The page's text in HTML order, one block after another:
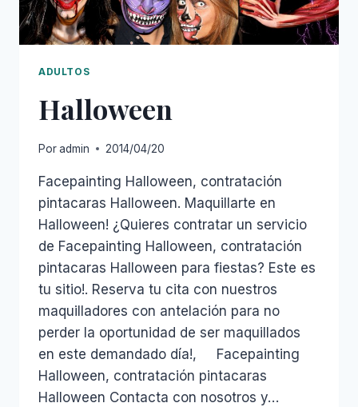
ADULTOS
Halloween
Poradmin 2014/04/20
Facepainting Halloween, contratación
pintacaras Halloween. Maquillarte en
Halloween! ¿Quieres contratar un servicio
de Facepainting Halloween, contratación
pintacaras Halloween para fiestas? Este es
tu sitio!. Reserva tu cita con nuestros
maquilladores con antelación para no
perder la oportunidad de ser maquillados
en este demandado día!, Facepainting
Halloween, contratación pintacaras
Halloween Contacta con nosotros y…